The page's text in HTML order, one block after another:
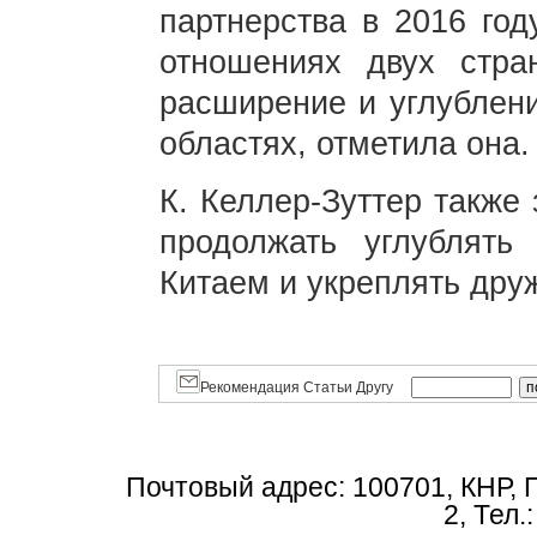
партнерства в 2016
отношениях двух
расширение и
областях, отметила она.
К. Келлер-Зуттер
продолжать
Китаем и укреплять
Рекомендация Статьи Другу
Почтовый адрес: 100701, КНР,
2,